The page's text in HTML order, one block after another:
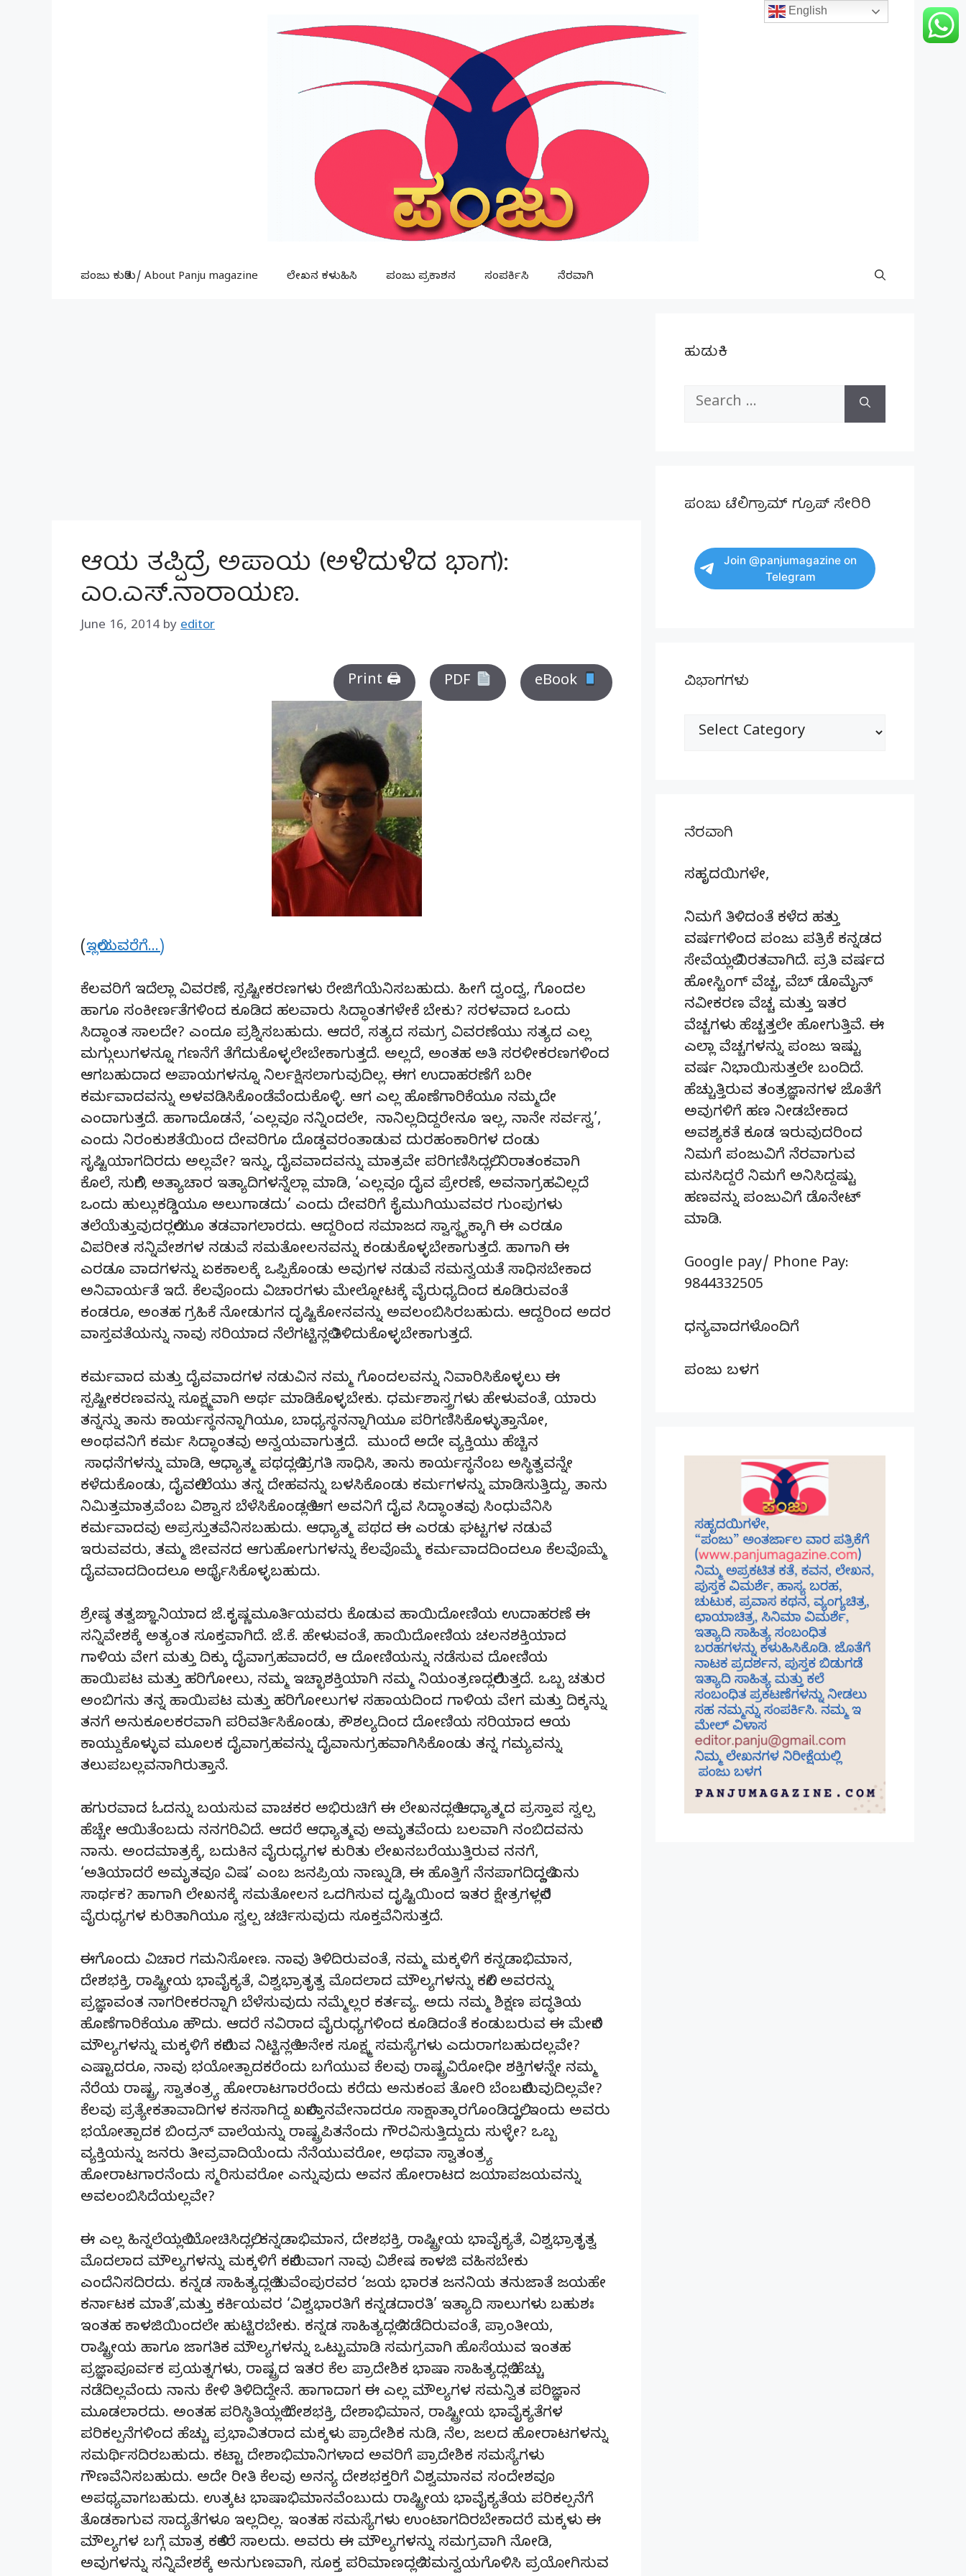
ಪಂಜು ಕುರಿತು/ About Panju magazine ಲೇಖನ ಕಳುಹಿಸಿ ಪಂಜು ಪ್ರಕಾಶನ ಸಂಪರ್ಕಿಸಿ ನೆರವಾಗಿ
ಆಯ ತಪ್ಪಿದ್ರೆ ಅಪಾಯ (ಅಳಿದುಳಿದ ಭಾಗ):
ಎಂ.ಎಸ್.ನಾರಾಯಣ.
June 16, 2014 by editor
Print 🖨 PDF eBook
(ಇಲ್ಲಿಯವರೆಗೆ…)
ಕೆಲವರಿಗೆ ಇದೆಲ್ಲಾ ವಿವರಣೆ, ಸ್ಪಷ್ಟೀಕರಣಗಳು ರೇಜಿಗೆಯೆನಿಸಬಹುದು. ಹೀಗೆ ದ್ವಂದ್ವ, ಗೊಂದಲ
ಹಾಗೂ ಸಂಕೀರ್ಣತೆಗಳಿಂದ ಕೂಡಿದ ಹಲವಾರು ಸಿದ್ಧಾಂತಗಳೇಕೆ ಬೇಕು? ಸರಳವಾದ ಒಂದು
ಸಿದ್ಧಾಂತ ಸಾಲದೇ? ಎಂದೂ ಪ್ರಶ್ನಿಸಬಹುದು. ಆದರೆ, ಸತ್ಯದ ಸಮಗ್ರ ವಿವರಣೆಯು ಸತ್ಯದ ಎಲ್ಲ
ಮಗ್ಗುಲುಗಳನ್ನೂ ಗಣನೆಗೆ ತೆಗೆದುಕೊಳ್ಳಲೇಬೇಕಾಗುತ್ತದೆ. ಅಲ್ಲದೆ, ಅಂತಹ ಅತಿ ಸರಳೀಕರಣಗಳಿಂದ
ಆಗಬಹುದಾದ ಅಪಾಯಗಳನ್ನೂ ನಿರ್ಲಕ್ಷಿಸಲಾಗುವುದಿಲ್ಲ. ಈಗ ಉದಾಹರಣೆಗೆ ಬರೀ
ಕರ್ಮವಾದವನ್ನು ಅಳವಡಿಸಿಕೊಂಡೆವೆಂದುಕೊಳ್ಳಿ. ಆಗ ಎಲ್ಲ ಹೊಣೆಗಾರಿಕೆಯೂ ನಮ್ಮದೇ
ಎಂದಾಗುತ್ತದೆ. ಹಾಗಾದೊಡನೆ, ‘ಎಲ್ಲವೂ ನನ್ನಿಂದಲೇ, ನಾನಿಲ್ಲದಿದ್ದರೇನೂ ಇಲ್ಲ, ನಾನೇ ಸರ್ವಸ್ವ’,
ಎಂದು ನಿರಂಕುಶತೆಯಿಂದ ದೇವರಿಗೂ ದೊಡ್ಡವರಂತಾಡುವ ದುರಹಂಕಾರಿಗಳ ದಂಡು
ಸೃಷ್ಟಿಯಾಗದಿರದು ಅಲ್ಲವೇ? ಇನ್ನು, ದೈವವಾದವನ್ನು ಮಾತ್ರವೇ ಪರಿಗಣಿಸಿದಲ್ಲಿ, ನಿರಾತಂಕವಾಗಿ
ಕೊಲೆ, ಸುಲಿಗೆ, ಅತ್ಯಾಚಾರ ಇತ್ಯಾದಿಗಳನ್ನೆಲ್ಲಾ ಮಾಡಿ, ‘ಎಲ್ಲವೂ ದೈವ ಪ್ರೇರಣೆ, ಅವನಾಗ್ರಹವಿಲ್ಲದೆ
ಒಂದು ಹುಲ್ಲುಕಡ್ಡಿಯೂ ಅಲುಗಾಡದು’ ಎಂದು ದೇವರಿಗೆ ಕೈಮುಗಿಯುವವರ ಗುಂಪುಗಳು
ತಲೆಯೆತ್ತುವುದರಲ್ಲಿಯೂ ತಡವಾಗಲಾರದು. ಆದ್ದರಿಂದ ಸಮಾಜದ ಸ್ವಾಸ್ಥ್ಯಕ್ಕಾಗಿ ಈ ಎರಡೂ
ವಿಪರೀತ ಸನ್ನಿವೇಶಗಳ ನಡುವೆ ಸಮತೋಲನವನ್ನು ಕಂಡುಕೊಳ್ಳಬೇಕಾಗುತ್ತದೆ. ಹಾಗಾಗಿ ಈ
ಎರಡೂ ವಾದಗಳನ್ನು ಏಕಕಾಲಕ್ಕೆ ಒಪ್ಪಿಕೊಂಡು ಅವುಗಳ ನಡುವೆ ಸಮನ್ವಯತೆ ಸಾಧಿಸಬೇಕಾದ
ಅನಿವಾರ್ಯತೆ ಇದೆ. ಕೆಲವೊಂದು ವಿಚಾರಗಳು ಮೇಲ್ನೋಟಕ್ಕೆ ವೈರುಧ್ಯದಿಂದ ಕೂಡಿರುವಂತೆ
ಕಂಡರೂ, ಅಂತಹ ಗ್ರಹಿಕೆ ನೋಡುಗನ ದೃಷ್ಟಿಕೋನವನ್ನು ಅವಲಂಬಿಸಿರಬಹುದು. ಆದ್ದರಿಂದ ಅದರ
ವಾಸ್ತವತೆಯನ್ನು ನಾವು ಸರಿಯಾದ ನೆಲೆಗಟ್ಟಿನಲ್ಲಿ ತಿಳಿದುಕೊಳ್ಳಬೇಕಾಗುತ್ತದೆ.
ಕರ್ಮವಾದ ಮತ್ತು ದೈವವಾದಗಳ ನಡುವಿನ ನಮ್ಮ ಗೊಂದಲವನ್ನು ನಿವಾರಿಸಿಕೊಳ್ಳಲು ಈ
ಸ್ಪಷ್ಟೀಕರಣವನ್ನು ಸೂಕ್ಷ್ಮವಾಗಿ ಅರ್ಥ ಮಾಡಿಕೊಳ್ಳಬೇಕು. ಧರ್ಮಶಾಸ್ತ್ರಗಳು ಹೇಳುವಂತೆ, ಯಾರು
ತನ್ನನ್ನು ತಾನು ಕಾರ್ಯಸ್ಥನನ್ನಾಗಿಯೂ, ಬಾಧ್ಯಸ್ಥನನ್ನಾಗಿಯೂ ಪರಿಗಣಿಸಿಕೊಳ್ಳುತ್ತಾನೋ,
ಅಂಥವನಿಗೆ ಕರ್ಮ ಸಿದ್ಧಾಂತವು ಅನ್ವಯವಾಗುತ್ತದೆ. ಮುಂದೆ ಅದೇ ವ್ಯಕ್ತಿಯು ಹೆಚ್ಚಿನ
ಸಾಧನೆಗಳನ್ನು ಮಾಡಿ, ಆಧ್ಯಾತ್ಮ ಪಥದಲ್ಲಿ ಪ್ರಗತಿ ಸಾಧಿಸಿ, ತಾನು ಕಾರ್ಯಸ್ಥನೆಂಬ ಅಸ್ಥಿತ್ವವನ್ನೇ
ಕಳೆದುಕೊಂಡು, ದೈವಲೀಲೆಯು ತನ್ನ ದೇಹವನ್ನು ಬಳಸಿಕೊಂಡು ಕರ್ಮಗಳನ್ನು ಮಾಡಿಸುತ್ತಿದ್ದು, ತಾನು
ನಿಮಿತ್ತಮಾತ್ರವೆಂಬ ವಿಶ್ವಾಸ ಬೆಳೆಸಿಕೊಂಡಲ್ಲಿ ಆಗ ಅವನಿಗೆ ದೈವ ಸಿದ್ಧಾಂತವು ಸಿಂಧುವೆನಿಸಿ
ಕರ್ಮವಾದವು ಅಪ್ರಸ್ತುತವೆನಿಸಬಹುದು. ಆಧ್ಯಾತ್ಮ ಪಥದ ಈ ಎರಡು ಘಟ್ಟಗಳ ನಡುವೆ
ಇರುವವರು, ತಮ್ಮ ಜೀವನದ ಆಗುಹೋಗುಗಳನ್ನು ಕೆಲವೊಮ್ಮೆ ಕರ್ಮವಾದದಿಂದಲೂ ಕೆಲವೊಮ್ಮೆ
ದೈವವಾದದಿಂದಲೂ ಅರ್ಥೈಸಿಕೊಳ್ಳಬಹುದು.
ಶ್ರೇಷ್ಠ ತತ್ವಙ್ಞಾನಿಯಾದ ಜೆ.ಕೃಷ್ಣಮೂರ್ತಿಯವರು ಕೊಡುವ ಹಾಯಿದೋಣಿಯ ಉದಾಹರಣೆ ಈ
ಸನ್ನಿವೇಶಕ್ಕೆ ಅತ್ಯಂತ ಸೂಕ್ತವಾಗಿದೆ. ಜೆ.ಕೆ. ಹೇಳುವಂತೆ, ಹಾಯಿದೋಣಿಯ ಚಲನಶಕ್ತಿಯಾದ
ಗಾಳಿಯ ವೇಗ ಮತ್ತು ದಿಕ್ಕು ದೈವಾಗ್ರಹವಾದರೆ, ಆ ದೋಣಿಯನ್ನು ನಡೆಸುವ ದೋಣಿಯ
ಹಾಯಿಪಟ ಮತ್ತು ಹರಿಗೋಲು, ನಮ್ಮ ಇಚ್ಛಾಶಕ್ತಿಯಾಗಿ ನಮ್ಮ ನಿಯಂತ್ರಣದಲ್ಲಿರುತ್ತದೆ. ಒಬ್ಬ ಚತುರ
ಅಂಬಿಗನು ತನ್ನ ಹಾಯಿಪಟ ಮತ್ತು ಹರಿಗೋಲುಗಳ ಸಹಾಯದಿಂದ ಗಾಳಿಯ ವೇಗ ಮತ್ತು ದಿಕ್ಕನ್ನು
ತನಗೆ ಅನುಕೂಲಕರವಾಗಿ ಪರಿವರ್ತಿಸಿಕೊಂಡು, ಕೌಶಲ್ಯದಿಂದ ದೋಣಿಯ ಸರಿಯಾದ ಆಯ
ಕಾಯ್ದುಕೊಳ್ಳುವ ಮೂಲಕ ದೈವಾಗ್ರಹವನ್ನು ದೈವಾನುಗ್ರಹವಾಗಿಸಿಕೊಂಡು ತನ್ನ ಗಮ್ಯವನ್ನು
ತಲುಪಬಲ್ಲವನಾಗಿರುತ್ತಾನೆ.
ಹಗುರವಾದ ಓದನ್ನು ಬಯಸುವ ವಾಚಕರ ಅಭಿರುಚಿಗೆ ಈ ಲೇಖನದಲ್ಲಿ ಆಧ್ಯಾತ್ಮದ ಪ್ರಸ್ತಾಪ ಸ್ವಲ್ಪ
ಹೆಚ್ಚೇ ಆಯಿತೆಂಬದು ನನಗರಿವಿದೆ. ಆದರೆ ಆಧ್ಯಾತ್ಮವು ಅಮೃತವೆಂದು ಬಲವಾಗಿ ನಂಬಿದವನು
ನಾನು. ಅಂದಮಾತ್ರಕ್ಕೆ, ಬದುಕಿನ ವೈರುಧ್ಯಗಳ ಕುರಿತು ಲೇಖನಬರೆಯುತ್ತಿರುವ ನನಗೆ,
‘ಅತಿಯಾದರೆ ಅಮೃತವೂ ವಿಷ’ ಎಂಬ ಜನಪ್ರಿಯ ನಾಣ್ನುಡಿ, ಈ ಹೊತ್ತಿಗೆ ನೆನಪಾಗದಿದ್ದಲ್ಲಿ ಏನು
ಸಾರ್ಥಕ? ಹಾಗಾಗಿ ಲೇಖನಕ್ಕೆ ಸಮತೋಲನ ಒದಗಿಸುವ ದೃಷ್ಟಿಯಿಂದ ಇತರ ಕ್ಷೇತ್ರಗಳಲ್ಲಿನ
ವೈರುಧ್ಯಗಳ ಕುರಿತಾಗಿಯೂ ಸ್ವಲ್ಪ ಚರ್ಚಿಸುವುದು ಸೂಕ್ತವೆನಿಸುತ್ತದೆ.
ಈಗೊಂದು ವಿಚಾರ ಗಮನಿಸೋಣ. ನಾವು ತಿಳಿದಿರುವಂತೆ, ನಮ್ಮ ಮಕ್ಕಳಿಗೆ ಕನ್ನಡಾಭಿಮಾನ,
ದೇಶಭಕ್ತಿ, ರಾಷ್ಟ್ರೀಯ ಭಾವೈಕ್ಯತೆ, ವಿಶ್ವಭ್ರಾತೃತ್ವ ಮೊದಲಾದ ಮೌಲ್ಯಗಳನ್ನು ಕಲಿಸಿ ಅವರನ್ನು
ಪ್ರಜ್ಞಾವಂತ ನಾಗರೀಕರನ್ನಾಗಿ ಬೆಳೆಸುವುದು ನಮ್ಮೆಲ್ಲರ ಕರ್ತವ್ಯ. ಅದು ನಮ್ಮ ಶಿಕ್ಷಣ ಪದ್ಧತಿಯ
ಹೊಣೆಗಾರಿಕೆಯೂ ಹೌದು. ಆದರೆ ನವಿರಾದ ವೈರುಧ್ಯಗಳಿಂದ ಕೂಡಿದಂತೆ ಕಂಡುಬರುವ ಈ ಮೇಲಿನ
ಮೌಲ್ಯಗಳನ್ನು ಮಕ್ಕಳಿಗೆ ಕಲಿಸುವ ನಿಟ್ಟಿನಲ್ಲಿ ಅನೇಕ ಸೂಕ್ಷ್ಮ ಸಮಸ್ಯೆಗಳು ಎದುರಾಗಬಹುದಲ್ಲವೇ?
ಎಷ್ಟಾದರೂ, ನಾವು ಭಯೋತ್ಪಾದಕರೆಂದು ಬಗೆಯುವ ಕೆಲವು ರಾಷ್ಟ್ರವಿರೋಧೀ ಶಕ್ತಿಗಳನ್ನೇ ನಮ್ಮ
ನೆರೆಯ ರಾಷ್ಟ್ರ, ಸ್ವಾತಂತ್ರ್ಯ ಹೋರಾಟಗಾರರೆಂದು ಕರೆದು ಅನುಕಂಪ ತೋರಿ ಬೆಂಬಲಿಸುವುದಿಲ್ಲವೇ?
ಕೆಲವು ಪ್ರತ್ಯೇಕತಾವಾದಿಗಳ ಕನಸಾಗಿದ್ದ ಖಲಿಸ್ತಾನವೇನಾದರೂ ಸಾಕ್ಷಾತ್ಕಾರಗೊಂಡಿದ್ದಲ್ಲಿ, ಇಂದು ಅವರು
ಭಯೋತ್ಪಾದಕ ಬಿಂದ್ರನ್ ವಾಲೆಯನ್ನು ರಾಷ್ಟ್ರಪಿತನೆಂದು ಗೌರವಿಸುತ್ತಿದ್ದುದು ಸುಳ್ಳೇ? ಒಬ್ಬ
ವ್ಯಕ್ತಿಯನ್ನು ಜನರು ತೀವ್ರವಾದಿಯೆಂದು ನೆನೆಯುವರೋ, ಅಥವಾ ಸ್ವಾತಂತ್ರ್ಯ
ಹೋರಾಟಗಾರನೆಂದು ಸ್ಮರಿಸುವರೋ ಎನ್ನುವುದು ಅವನ ಹೋರಾಟದ ಜಯಾಪಜಯವನ್ನು
ಅವಲಂಬಿಸಿದೆಯಲ್ಲವೇ?
ಈ ಎಲ್ಲ ಹಿನ್ನಲೆಯಲ್ಲಿ ಯೋಚಿಸಿದಲ್ಲಿ, ಕನ್ನಡಾಭಿಮಾನ, ದೇಶಭಕ್ತಿ, ರಾಷ್ಟ್ರೀಯ ಭಾವೈಕ್ಯತೆ, ವಿಶ್ವಭ್ರಾತೃತ್ವ
ಮೊದಲಾದ ಮೌಲ್ಯಗಳನ್ನು ಮಕ್ಕಳಿಗೆ ಕಲಿಸುವಾಗ ನಾವು ವಿಶೇಷ ಕಾಳಜಿ ವಹಿಸಬೇಕು
ಎಂದೆನಿಸದಿರದು. ಕನ್ನಡ ಸಾಹಿತ್ಯದಲ್ಲಿ ಕುವೆಂಪುರವರ ‘ಜಯ ಭಾರತ ಜನನಿಯ ತನುಜಾತೆ ಜಯಹೇ
ಕರ್ನಾಟಕ ಮಾತೆ’,ಮತ್ತು ಕರ್ಕಿಯವರ ‘ವಿಶ್ವಭಾರತಿಗೆ ಕನ್ನಡದಾರತಿ’ ಇತ್ಯಾದಿ ಸಾಲುಗಳು ಬಹುಶಃ
ಇಂತಹ ಕಾಳಜಿಯಿಂದಲೇ ಹುಟ್ಟಿರಬೇಕು. ಕನ್ನಡ ಸಾಹಿತ್ಯದಲ್ಲಿ ನಡೆದಿರುವಂತೆ, ಪ್ರಾಂತೀಯ,
ರಾಷ್ಟ್ರೀಯ ಹಾಗೂ ಜಾಗತಿಕ ಮೌಲ್ಯಗಳನ್ನು ಒಟ್ಟುಮಾಡಿ ಸಮಗ್ರವಾಗಿ ಹೊಸೆಯುವ ಇಂತಹ
ಪ್ರಜ್ಞಾಪೂರ್ವಕ ಪ್ರಯತ್ನಗಳು, ರಾಷ್ಟ್ರದ ಇತರ ಕೆಲ ಪ್ರಾದೇಶಿಕ ಭಾಷಾ ಸಾಹಿತ್ಯದಲ್ಲಿ ಹೆಚ್ಚು
ನಡೆದಿಲ್ಲವೆಂದು ನಾನು ಕೇಳಿ ತಿಳಿದಿದ್ದೇನೆ. ಹಾಗಾದಾಗ ಈ ಎಲ್ಲ ಮೌಲ್ಯಗಳ ಸಮನ್ವಿತ ಪರಿಜ್ಞಾನ
ಮೂಡಲಾರದು. ಅಂತಹ ಪರಿಸ್ಥಿತಿಯಲ್ಲಿ ದೇಶಭಕ್ತಿ, ದೇಶಾಭಿಮಾನ, ರಾಷ್ಟ್ರೀಯ ಭಾವೈಕ್ಯತೆಗಳ
ಪರಿಕಲ್ಪನೆಗಳಿಂದ ಹೆಚ್ಚು ಪ್ರಭಾವಿತರಾದ ಮಕ್ಕಳು ಪ್ರಾದೇಶಿಕ ನುಡಿ, ನೆಲ, ಜಲದ ಹೋರಾಟಗಳನ್ನು
ಸಮರ್ಥಿಸದಿರಬಹುದು. ಕಟ್ಟಾ ದೇಶಾಭಿಮಾನಿಗಳಾದ ಅವರಿಗೆ ಪ್ರಾದೇಶಿಕ ಸಮಸ್ಯೆಗಳು
ಗೌಣವೆನಿಸಬಹುದು. ಅದೇ ರೀತಿ ಕೆಲವು ಅನನ್ಯ ದೇಶಭಕ್ತರಿಗೆ ವಿಶ್ವಮಾನವ ಸಂದೇಶವೂ
ಅಪಥ್ಯವಾಗಬಹುದು. ಉತ್ಕಟ ಭಾಷಾಭಿಮಾನವೆಂಬುದು ರಾಷ್ಟ್ರೀಯ ಭಾವೈಕ್ಯತೆಯ ಪರಿಕಲ್ಪನೆಗೆ
ತೊಡಕಾಗುವ ಸಾದ್ಯತೆಗಳೂ ಇಲ್ಲದಿಲ್ಲ. ಇಂತಹ ಸಮಸ್ಯೆಗಳು ಉಂಟಾಗದಿರಬೇಕಾದರೆ ಮಕ್ಕಳು ಈ
ಮೌಲ್ಯಗಳ ಬಗ್ಗೆ ಮಾತ್ರ ಕಲಿತರೆ ಸಾಲದು. ಅವರು ಈ ಮೌಲ್ಯಗಳನ್ನು ಸಮಗ್ರವಾಗಿ ನೋಡಿ,
ಅವುಗಳನ್ನು ಸನ್ನಿವೇಶಕ್ಕೆ ಅನುಗುಣವಾಗಿ, ಸೂಕ್ತ ಪರಿಮಾಣದಲ್ಲಿ ಸಮನ್ವಯಗೊಳಿಸಿ ಪ್ರಯೋಗಿಸುವ
ಹುಡುಕಿ
Search
ಪಂಜು ಟೆಲಿಗ್ರಾಮ್ ಗ್ರೂಪ್ ಸೇರಿರಿ
Join @panjumagazine on
Telegram
ವಿಭಾಗಗಳು
ವಿಭಾಗಗಳು
ನೆರವಾಗಿ
ಸಹೃದಯಿಗಳೇ,
ನಿಮಗೆ ತಿಳಿದಂತೆ ಕಳೆದ ಹತ್ತು
ವರ್ಷಗಳಿಂದ ಪಂಜು ಪತ್ರಿಕೆ ಕನ್ನಡದ
ಸೇವೆಯಲ್ಲಿ ನಿರತವಾಗಿದೆ. ಪ್ರತಿ ವರ್ಷದ
ಹೋಸ್ಟಿಂಗ್‌ ವೆಚ್ಚ, ವೆಬ್‌ ಡೊಮೈನ್‌
ನವೀಕರಣ ವೆಚ್ಚ ಮತ್ತು ಇತರ
ವೆಚ್ಚಗಳು ಹೆಚ್ಚತ್ತಲೇ ಹೋಗುತ್ತಿವೆ. ಈ
ಎಲ್ಲಾ ವೆಚ್ಚಗಳನ್ನು ಪಂಜು ಇಷ್ಟು
ವರ್ಷ ನಿಭಾಯಿಸುತ್ತಲೇ ಬಂದಿದೆ.
ಹೆಚ್ಚುತ್ತಿರುವ ತಂತ್ರಜ್ಞಾನಗಳ ಜೊತೆಗೆ
ಅವುಗಳಿಗೆ ಹಣ ನೀಡಬೇಕಾದ
ಅವಶ್ಯಕತೆ ಕೂಡ ಇರುವುದರಿಂದ
ನಿಮಗೆ ಪಂಜುವಿಗೆ ನೆರವಾಗುವ
ಮನಸಿದ್ದರೆ ನಿಮಗೆ ಅನಿಸಿದ್ದಷ್ಟು
ಹಣವನ್ನು ಪಂಜುವಿಗೆ ಡೊನೇಟ್‌
ಮಾಡಿ.
Google pay/ Phone Pay:
9844332505
ಧನ್ಯವಾದಗಳೊಂದಿಗೆ
ಪಂಜು ಬಳಗ
English